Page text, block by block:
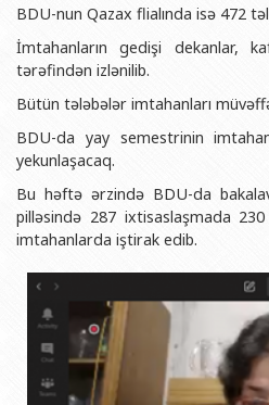
Fəxri doktorlarımız
BDU-da təhsil
BDU-da tədris olunan ixtisaslar
Universitet tarixinin ən mühüm
BDU-nun Qazax flialında isə 472
İmtahanların gedişi dekanlar,
tərəfindən izlənilib.
Bütün tələbələr imtahanları
BDU-da yay semestrinin
yekunlaşacaq.
Bu həftə ərzində BDU-da
pilləsində 287 ixtisaslaşmada
imtahanlarda iştirak edib.